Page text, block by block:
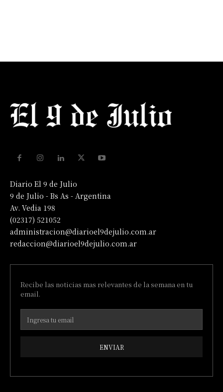
Diario El 9 de Julio
9 de Julio - Bs As - Argentina
Av. Vedia 198
(02317) 521052
administracion@diarioel9dejulio.com.ar
redaccion@diarioel9dejulio.com.ar
Recibe las noticias mas relevantes de la semana en tu
email.
ENVIAR